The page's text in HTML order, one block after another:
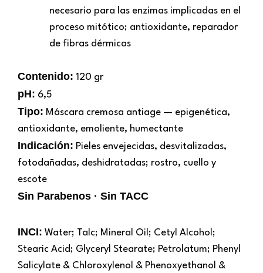
necesario para las enzimas implicadas en el
proceso mitótico; antioxidante, reparador
de fibras dérmicas
Contenido: 120 gr
pH: 6,5
Tipo: Máscara cremosa antiage — epigenética,
antioxidante, emoliente, humectante
Indicación: Pieles envejecidas, desvitalizadas,
fotodañadas, deshidratadas; rostro, cuello y
escote
Sin Parabenos · Sin TACC
INCI: Water; Talc; Mineral Oil; Cetyl Alcohol;
Stearic Acid; Glyceryl Stearate; Petrolatum; Phenyl
Salicylate & Chloroxylenol & Phenoxyethanol &